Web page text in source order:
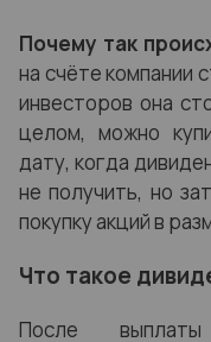
Почему так
на счёте компании
инвесторов она
целом, можно
дату, когда
не получить, но
покупку акций в
Что такое
После